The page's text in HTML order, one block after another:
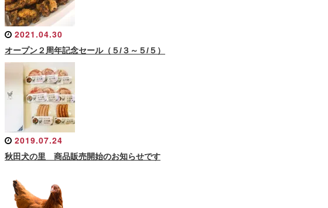
2021.04.30
オープン２周年記念セール（５/３～５/５）
2019.07.24
秋田犬の里 商品販売開始のお知らせです